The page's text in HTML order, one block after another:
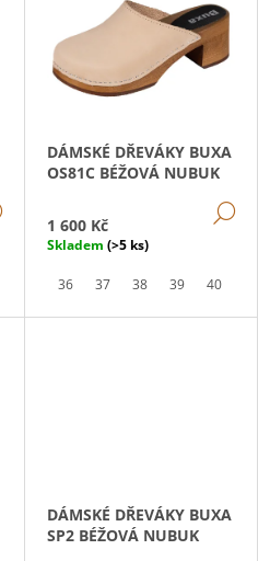
Ů
DETAIL
41 42
DÁMSKÉ DŘEVÁKY BUXA
OS81C BÉŽOVÁ NUBUK
1 600 Kč
Skladem (>5 ks)
36 37 38 39 40
DÁMSKÉ DŘEVÁKY BUXA
SP2 BÉŽOVÁ NUBUK